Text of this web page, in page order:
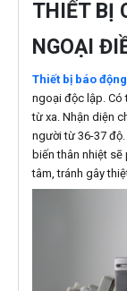
THIẾT BỊ
NGOẠI
Thiết bị báo động
ngoại độc lập. Có
từ xa. Nhận diện
người từ 36-37
biến thân nhiệt
tâm, tránh gây